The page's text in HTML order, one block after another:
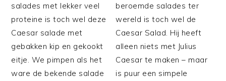
salades met lekker veel
proteine is toch wel deze
Caesar salade met
gebakken kip en gekookt
eitje. We pimpen als het
ware de bekende salade
beroemde salades ter
wereld is toch wel de
Caesar Salad. Hij heeft
alleen niets met Julius
Caesar te maken – maar
is puur een simpele